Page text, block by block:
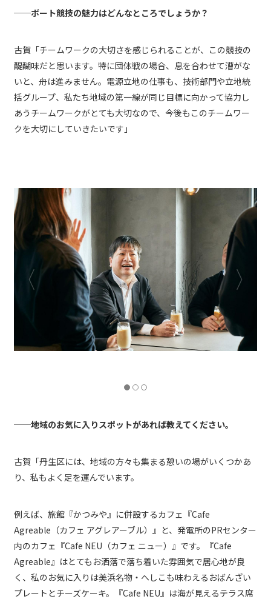
──ボート競技の魅力はどんなところでしょうか？
古賀「チームワークの大切さを感じられることが、この競技の
醍醐味だと思います。特に団体戦の場合、息を合わせて漕がな
いと、舟は進みません。電源立地の仕事も、技術部門や立地統
括グループ、私たち地域の第一線が同じ目標に向かって協力し
あうチームワークがとても大切なので、今後もこのチームワー
クを大切にしていきたいです」
──地域のお気に入りスポットがあれば教えてください。
古賀「丹生区には、地域の方々も集まる憩いの場がいくつかあ
り、私もよく足を運んでいます。
例えば、旅館『かつみや』に併設するカフェ『Cafe
Agreable（カフェ アグレアーブル）』と、発電所のPRセンター
内のカフェ『Cafe NEU（カフェ ニュー）』です。『Cafe
Agreable』はとてもお洒落で落ち着いた雰囲気で居心地が良
く、私のお気に入りは美浜名物・へしこも味わえるおばんざい
プレートとチーズケーキ。『Cafe NEU』は海が見えるテラス席